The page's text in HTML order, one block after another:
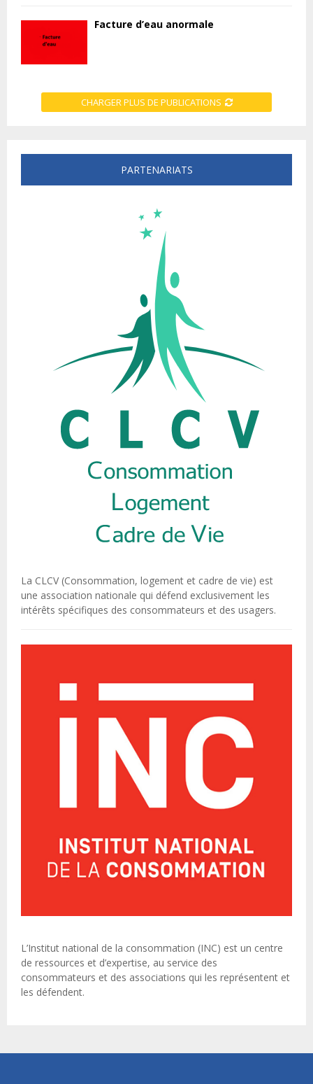
Facture d’eau anormale
CHARGER PLUS DE PUBLICATIONS
PARTENARIATS
La CLCV (Consommation, logement et cadre de vie) est
une association nationale qui défend exclusivement les
intérêts spécifiques des consommateurs et des usagers.
L’Institut national de la consommation (INC) est un centre
de ressources et d’expertise, au service des
consommateurs et des associations qui les représentent et
les défendent.